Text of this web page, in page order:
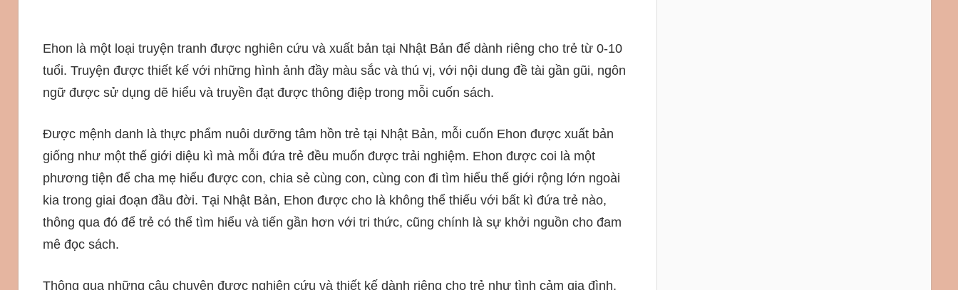
Ehon là một loại truyện tranh được nghiên cứu và xuất bản tại Nhật Bản để dành riêng cho trẻ từ 0-10
tuổi. Truyện được thiết kế với những hình ảnh đầy màu sắc và thú vị, với nội dung đề tài gần gũi, ngôn
ngữ được sử dụng dẽ hiểu và truyền đạt được thông điệp trong mỗi cuốn sách.
Được mệnh danh là thực phẩm nuôi dưỡng tâm hồn trẻ tại Nhật Bản, mỗi cuốn Ehon được xuất bản
giống như một thế giới diệu kì mà mỗi đứa trẻ đều muốn được trải nghiệm. Ehon được coi là một
phương tiện để cha mẹ hiểu được con, chia sẻ cùng con, cùng con đi tìm hiểu thế giới rộng lớn ngoài
kia trong giai đoạn đầu đời. Tại Nhật Bản, Ehon được cho là không thể thiếu với bất kì đứa trẻ nào,
thông qua đó để trẻ có thể tìm hiểu và tiến gần hơn với tri thức, cũng chính là sự khởi nguồn cho đam
mê đọc sách.
Thông qua những câu chuyện được nghiên cứu và thiết kế dành riêng cho trẻ như tình cảm gia đình,